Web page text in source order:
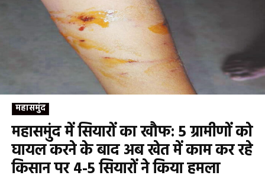
महासमुंद
महासमुंद में सियारों का खौफ: 5 ग्रामीणों को
घायल करने के बाद अब खेत में काम कर रहे
किसान पर 4-5 सियारों ने किया हमला